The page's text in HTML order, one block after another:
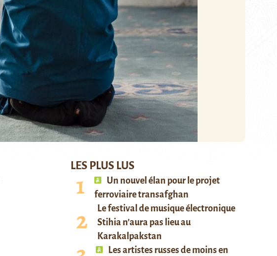
LES PLUS LUS
Un nouvel élan pour le projet
ferroviaire transafghan
Le festival de musique électronique
Stihia n’aura pas lieu au
Karakalpakstan
Les artistes russes de moins en